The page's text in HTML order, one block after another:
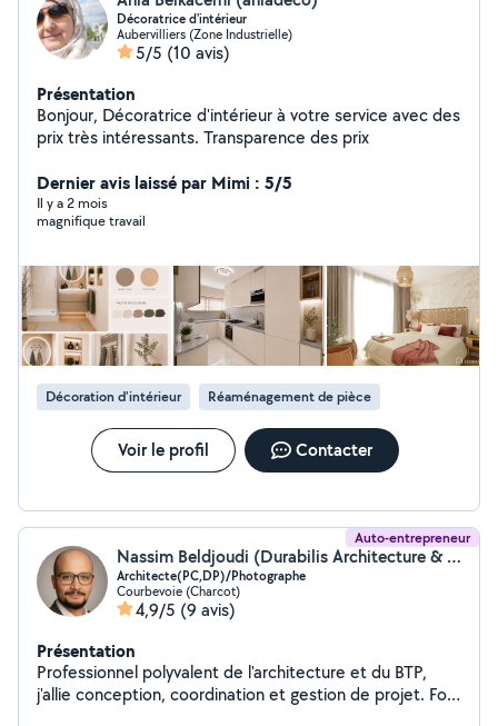
Décoratrice d'intérieur
Aubervilliers (Zone Industrielle)
5/5 (10 avis)
Présentation
Bonjour, Décoratrice d'intérieur à votre service avec des
prix très intéressants. Transparence des prix
Dernier avis laissé par Mimi : 5/5
Il y a 2 mois
magnifique travail
Décoration d'intérieur Réaménagement de pièce
Voir le profil Contacter
Auto-entrepreneur
Nassim Beldjoudi (Durabilis Architecture & Design)
Architecte(PC,DP)/Photographe
Courbevoie (Charcot)
4,9/5 (9 avis)
Présentation
Professionnel polyvalent de l'architecture et du BTP,
j'allie conception, coordination et gestion de projet. Fort